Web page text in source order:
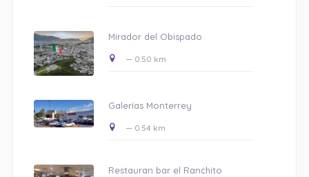
Mirador del Obispado
— 0.50 km
Galerías Monterrey
— 0.54 km
Restauran bar el Ranchito